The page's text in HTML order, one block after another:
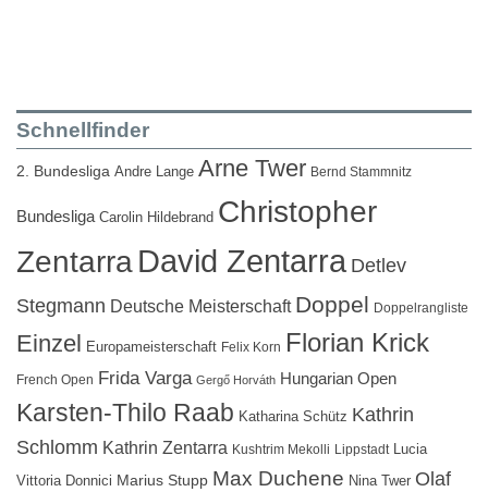
Schnellfinder
2. Bundesliga Andre Lange Arne Twer Bernd Stammnitz
Bundesliga Carolin Hildebrand Christopher
ZentarraDavid Zentarra Detlev
Stegmann Deutsche Meisterschaft Doppel Doppelrangliste
Einzel Europameisterschaft Felix Korn Florian Krick
French Open Frida Varga Gergő Horváth Hungarian Open
Karsten-Thilo Raab Katharina Schütz Kathrin
Schlomm Kathrin Zentarra Kushtrim Mekolli Lippstadt Lucia
Vittoria Donnici Marius Stupp Max Duchene Nina Twer Olaf